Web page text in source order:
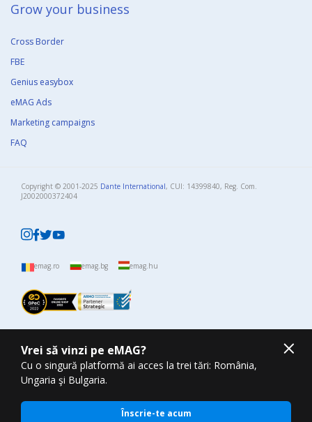
Grow your business​
Cross Border
FBE
Genius easybox
eMAG Ads
Marketing campaigns
FAQ
Copyright © 2001-2025 Dante International, CUI: 14399840, Reg. Com.
J2002000372404​
emag.ro emag.bg emag.hu
Vrei să vinzi pe eMAG?
Cu o singură platformă ai acces la trei tări: România,
Ungaria şi Bulgaria.
Înscrie-te acum